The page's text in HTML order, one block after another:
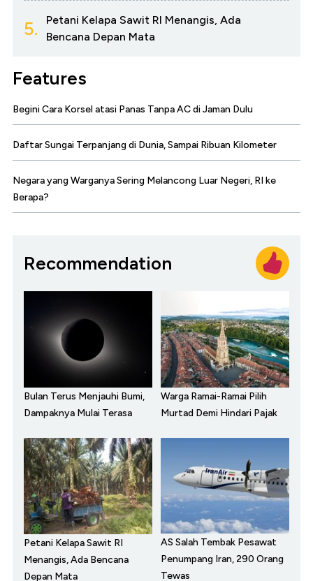
5.
Petani Kelapa Sawit RI Menangis, Ada
Bencana Depan Mata
Features
Begini Cara Korsel atasi Panas Tanpa AC di Jaman Dulu
Daftar Sungai Terpanjang di Dunia, Sampai Ribuan Kilometer
Negara yang Warganya Sering Melancong Luar Negeri, RI ke
Berapa?
Recommendation
Bulan Terus Menjauhi Bumi,
Dampaknya Mulai Terasa
Warga Ramai-Ramai Pilih
Murtad Demi Hindari Pajak
Petani Kelapa Sawit RI
Menangis, Ada Bencana
Depan Mata
AS Salah Tembak Pesawat
Penumpang Iran, 290 Orang
Tewas